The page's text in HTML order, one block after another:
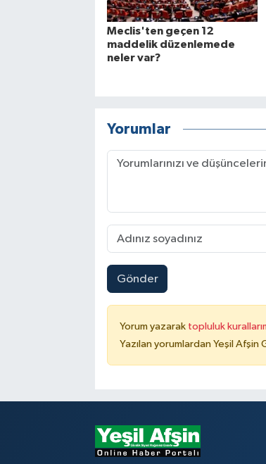
Meclis'ten geçen 12
maddelik düzenlemede
neler var?
Yorumlar
Gönder
Yorum yazarak topluluk
Yazılan yorumlardan Yeşil